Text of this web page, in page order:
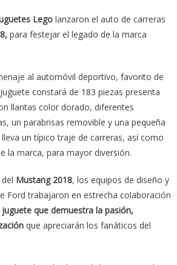
Legolanzaron el auto de carreras
para festejar el legado de la marca
al automóvil deportivo, favorito de
constará de 183 piezas presenta
llantas color dorado, diferentes
un parabrisas removible y una pequeña
un típico traje de carreras, así como
la marca, para mayor diversión.
Mustang 2018, los equipos de diseño y
Ford trabajaron en estrecha colaboración
juguete que demuestra la pasión,
que apreciarán los fanáticos del